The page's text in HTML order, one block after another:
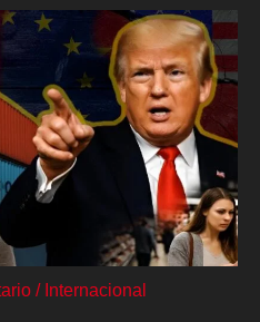
/ Internacional